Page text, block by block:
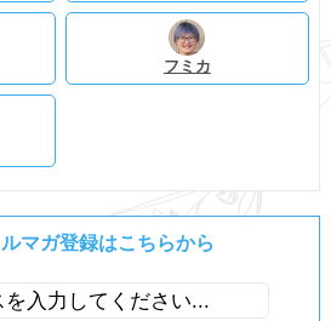
フミカ
マガ登録はこちらから